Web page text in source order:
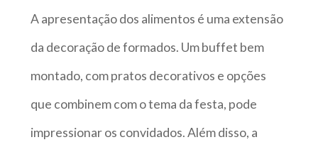
A apresentação dos alimentos é uma extensão
da decoração de formados. Um buffet bem
montado, com pratos decorativos e opções
que combinem com o tema da festa, pode
impressionar os convidados. Além disso, a